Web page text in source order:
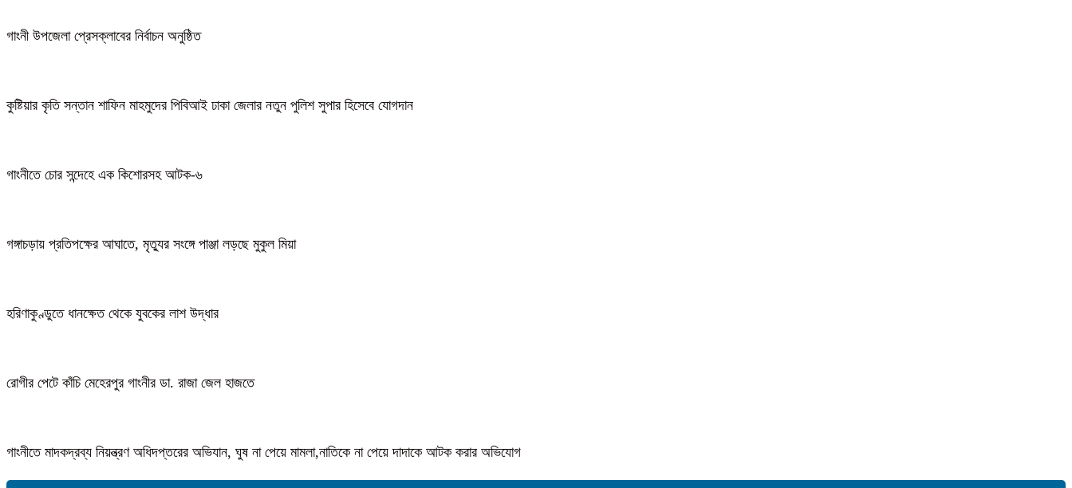
গাংনী উপজেলা প্রেসক্লাবের নির্বাচন অনুষ্ঠিত
কুষ্টিয়ার কৃতি সন্তান শাফিন মাহমুদের পিবিআই ঢাকা জেলার নতুন পুলিশ সুপার হিসেবে যোগদান
গাংনীতে চোর সন্দেহে এক কিশোরসহ আটক-৬
গঙ্গাচড়ায় প্রতিপক্ষের আঘাতে, মৃত্যুর সংঙ্গে পাঞ্জা লড়ছে মুকুল মিয়া
হরিণাকুণ্ডুতে ধানক্ষেত থেকে যুবকের লাশ উদ্ধার
রোগীর পেটে কাঁচি মেহেরপুর গাংনীর ডা. রাজা জেল হাজতে
গাংনীতে মাদকদ্রব্য নিয়ন্ত্রণ অধিদপ্তরের অভিযান, ঘুষ না পেয়ে মামলা,নাতিকে না পেয়ে দাদাকে আটক করার অভিযোগ